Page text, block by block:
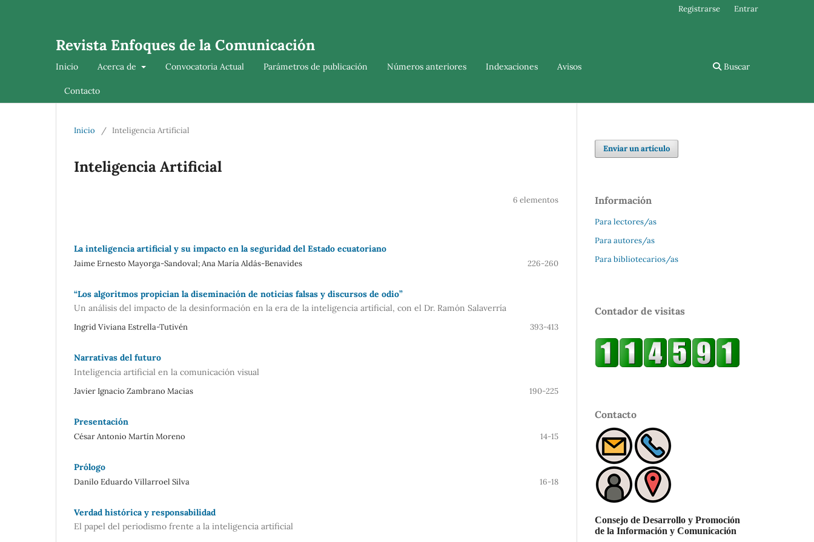
Revista Enfoques de la Comunicación
Inicio Acerca de Convocatoria Actual Parámetros de publicación Números anteriores Indexaciones Avisos
Contacto
Buscar
Registrarse Entrar
Inicio / Inteligencia Artificial
Inteligencia Artificial
6 elementos
La inteligencia artificial y su impacto en la seguridad del Estado ecuatoriano
Jaime Ernesto Mayorga-Sandoval; Ana María Aldás-Benavides 226-260
“Los algoritmos propician la diseminación de noticias falsas y discursos de odio”
Un análisis del impacto de la desinformación en la era de la inteligencia artificial, con el Dr. Ramón Salaverría
Ingrid Viviana Estrella-Tutivén 393-413
Narrativas del futuro
Inteligencia artificial en la comunicación visual
Javier Ignacio Zambrano Macias 190-225
Presentación
César Antonio Martín Moreno 14-15
Prólogo
Danilo Eduardo Villarroel Silva 16-18
Verdad histórica y responsabilidad
El papel del periodismo frente a la inteligencia artificial
Enviar un artículo
Información
Para lectores/as
Para autores/as
Para bibliotecarios/as
Contador de visitas
Contacto
Consejo de Desarrollo y Promoción
de la Información y Comunicación